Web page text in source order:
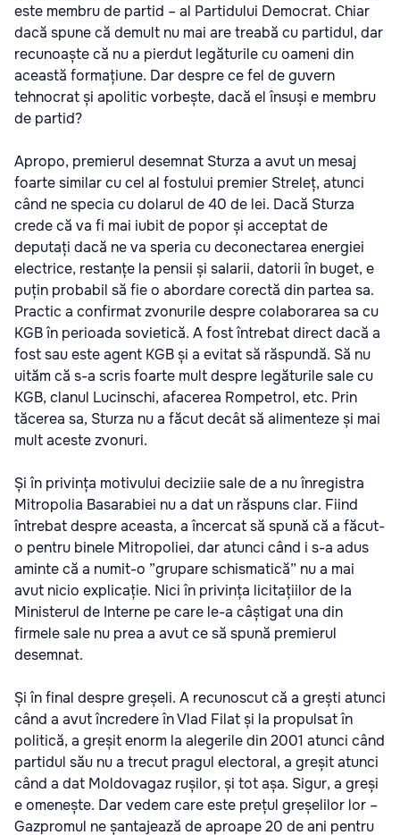
este membru de partid – al Partidului Democrat. Chiar
dacă spune că demult nu mai are treabă cu partidul, dar
recunoaște că nu a pierdut legăturile cu oameni din
această formațiune. Dar despre ce fel de guvern
tehnocrat și apolitic vorbește, dacă el însuși e membru
de partid?
Apropo, premierul desemnat Sturza a avut un mesaj
foarte similar cu cel al fostului premier Streleț, atunci
când ne specia cu dolarul de 40 de lei. Dacă Sturza
crede că va fi mai iubit de popor și acceptat de
deputați dacă ne va speria cu deconectarea energiei
electrice, restanțe la pensii și salarii, datorii în buget, e
puțin probabil să fie o abordare corectă din partea sa.
Practic a confirmat zvonurile despre colaborarea sa cu
KGB în perioada sovietică. A fost întrebat direct dacă a
fost sau este agent KGB și a evitat să răspundă. Să nu
uităm că s-a scris foarte mult despre legăturile sale cu
KGB, clanul Lucinschi, afacerea Rompetrol, etc. Prin
tăcerea sa, Sturza nu a făcut decât să alimenteze și mai
mult aceste zvonuri.
Și în privința motivului deciziie sale de a nu înregistra
Mitropolia Basarabiei nu a dat un răspuns clar. Fiind
întrebat despre aceasta, a încercat să spună că a făcut-
o pentru binele Mitropoliei, dar atunci când i s-a adus
aminte că a numit-o ”grupare schismatică” nu a mai
avut nicio explicație. Nici în privința licitațiilor de la
Ministerul de Interne pe care le-a câștigat una din
firmele sale nu prea a avut ce să spună premierul
desemnat.
Și în final despre greșeli. A recunoscut că a grești atunci
când a avut încredere în Vlad Filat și la propulsat în
politică, a greșit enorm la alegerile din 2001 atunci când
partidul său nu a trecut pragul electoral, a greșit atunci
când a dat Moldovagaz rușilor, și tot așa. Sigur, a greși
e omenește. Dar vedem care este prețul greșelilor lor –
Gazpromul ne șantajează de aproape 20 de ani pentru